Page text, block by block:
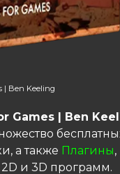
| Ben Keeling
Games | Ben
а также Плагины,
и 3D программ.